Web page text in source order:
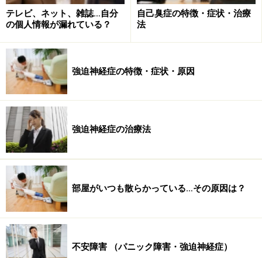
心臓発作を起こしたと信じて、近くの病院の救急病棟
（ＥＲ）に飛び込みましたが、検査で異常はありません
５ヶ月ほどして、今度は、職場へ歩いているときに、ま
た、同じような発作が突然、起こりました。仕事を休ん
で、病院で検査をしても、異常はなく、かわりに、不安
症状が強いとして、精神安定剤を処方されました。
また、３ヶ月ほどして、発作が、スーパーで買い物をし
ているときに起こりました。恐怖のあまり、買い物かご
の中味を落としたまま、家に走って戻りました。
その後、発作の間隔が、数週間に一回から、毎週、そし
て、毎日と短くなっていき、起こる場所には、特に決ま
りがなく、家、レストラン、職場と、どこでも起きま
テレビ、ネット、雑誌…自分
の個人情報が漏れている？
自己臭症の特徴・症状・治療
法
強迫神経症の特徴・症状・原因
強迫神経症の治療法
部屋がいつも散らかっている…その原因は？
不安障害 （パニック障害・強迫神経症）